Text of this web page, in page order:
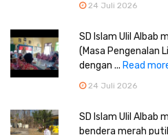
24 Juli 2026
SD Islam Ulil Albab
(Masa Pengenalan
dengan ... Read
24 Juli 2026
SD Islam Ulil Albab
bendera merah